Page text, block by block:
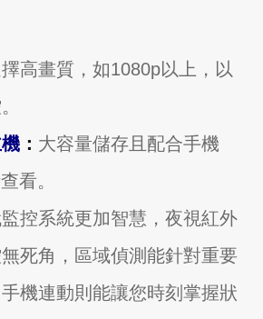
高畫質，如1080p以上，以
： 大容量儲存且配合手機
看。
控系統更加智慧，夜視紅外
死角，區域偵測能針對重要
機連動則能讓您時刻掌握狀